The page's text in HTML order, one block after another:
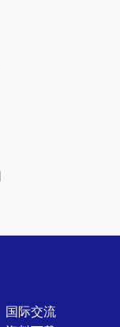
国际交流